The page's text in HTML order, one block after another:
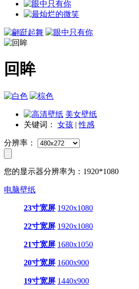
回眸
美女壁纸
关键词： 女孩 |性感
分辨率：
您的显示器分辨率为： 1920*1080
电脑壁纸
23寸宽屏 1920x1080
22寸宽屏 1920x1080
21寸宽屏 1680x1050
20寸宽屏 1600x900
19寸宽屏 1440x900